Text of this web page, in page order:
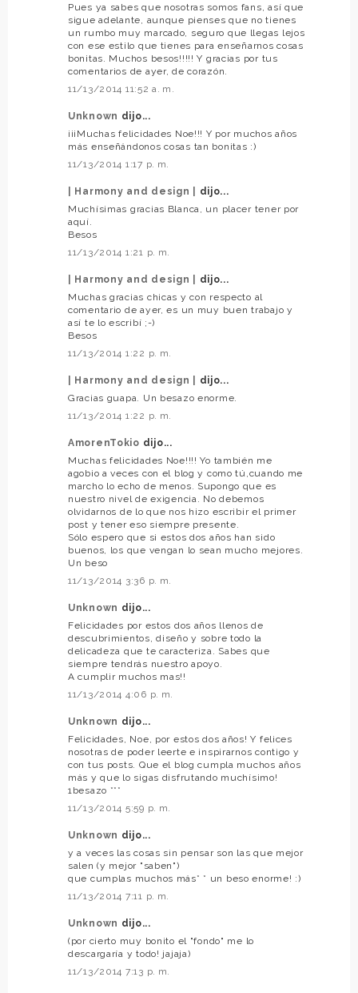
Pues ya sabes que nosotras somos fans, así que
sigue adelante, aunque pienses que no tienes
un rumbo muy marcado, seguro que llegas lejos
con ese estilo que tienes para enseñarnos cosas
bonitas. Muchos besos!!!!! Y gracias por tus
comentarios de ayer, de corazón.
11/13/2014 11:52 a. m.
Unknown dijo...
¡¡¡Muchas felicidades Noe!!! Y por muchos años
más enseñándonos cosas tan bonitas :)
11/13/2014 1:17 p. m.
| Harmony and design |
dijo...
Muchísimas gracias Blanca, un placer tener por
aquí.
Besos
11/13/2014 1:21 p. m.
| Harmony and design |
dijo...
Muchas gracias chicas y con respecto al
comentario de ayer, es un muy buen trabajo y
así te lo escribí ;-)
Besos
11/13/2014 1:22 p. m.
| Harmony and design |
dijo...
Gracias guapa. Un besazo enorme.
11/13/2014 1:22 p. m.
AmorenTokio dijo...
Muchas felicidades Noe!!!! Yo también me
agobio a veces con el blog y como tú,cuando me
marcho lo echo de menos. Supongo que es
nuestro nivel de exigencia. No debemos
olvidarnos de lo que nos hizo escribir el primer
post y tener eso siempre presente.
Sólo espero que si estos dos años han sido
buenos, los que vengan lo sean mucho mejores.
Un beso
11/13/2014 3:36 p. m.
Unknown dijo...
Felicidades por estos dos años llenos de
descubrimientos, diseño y sobre todo la
delicadeza que te caracteriza. Sabes que
siempre tendrás nuestro apoyo.
A cumplir muchos mas!!
11/13/2014 4:06 p. m.
Unknown dijo...
Felicidades, Noe, por estos dos años! Y felices
nosotras de poder leerte e inspirarnos contigo y
con tus posts. Que el blog cumpla muchos años
más y que lo sigas disfrutando muchísimo!
1besazo ***
11/13/2014 5:59 p. m.
Unknown dijo...
y a veces las cosas sin pensar son las que mejor
salen (y mejor "saben")
que cumplas muchos más* * un beso enorme! :)
11/13/2014 7:11 p. m.
Unknown dijo...
(por cierto muy bonito el "fondo" me lo
descargaría y todo! jajaja)
11/13/2014 7:13 p. m.